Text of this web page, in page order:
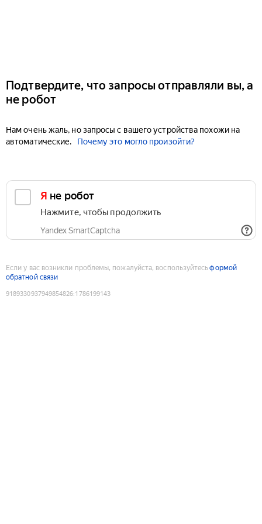
Подтвердите, что запросы отправляли вы, а
не робот
Нам очень жаль, но запросы с вашего устройства похожи на
автоматические.
Почему это могло произойти?
Я не робот
Нажмите, чтобы продолжить
Yandex SmartCaptcha
Если у вас возникли проблемы, пожалуйста, воспользуйтесьформой
обратной связи
9189330937949854826:1786199143